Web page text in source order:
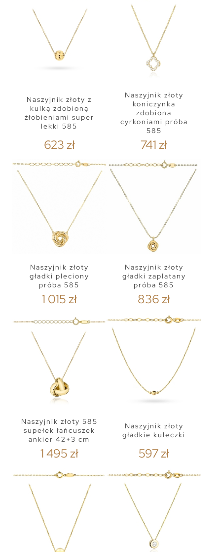
Naszyjnik złoty z
kulką zdobioną
żłobieniami super
lekki 585
623 zł
Naszyjnik złoty
koniczynka
zdobiona
cyrkoniami próba
585
741 zł
Naszyjnik złoty
gładki pleciony
próba 585
1 015 zł
Naszyjnik złoty
gładki zaplatany
próba 585
836 zł
Naszyjnik złoty 585
supełek łańcuszek
ankier 42+3 cm
1 495 zł
Naszyjnik złoty
gładkie kuleczki
597 zł